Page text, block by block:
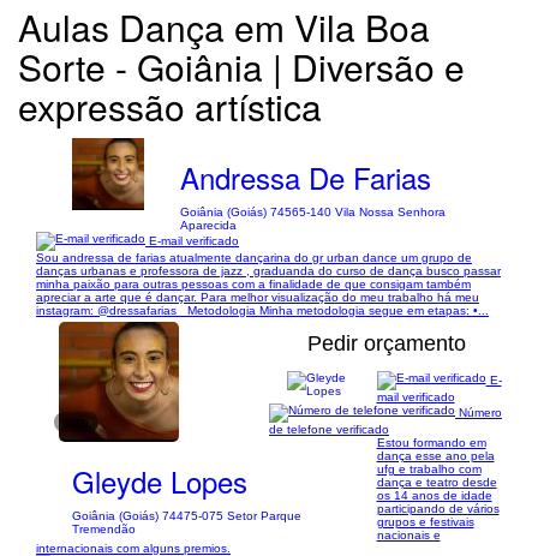
Aulas Dança em Vila Boa
Sorte - Goiânia | Diversão e
expressão artística
Andressa De Farias
Goiânia (Goiás) 74565-140 Vila Nossa Senhora
Aparecida
E-mail verificado
Sou andressa de farias atualmente dançarina do gr urban dance um grupo de
danças urbanas e professora de jazz , graduanda do curso de dança busco passar
minha paixão para outras pessoas com a finalidade de que consigam também
apreciar a arte que é dançar. Para melhor visualização do meu trabalho há meu
instagram: @dressafarias_ Metodologia Minha metodologia segue em etapas: •...
1/10
Pedir orçamento
Gleyde Lopes
Goiânia (Goiás) 74475-075 Setor Parque
Tremendão
E-
mail verificado
Número
de telefone verificado
Estou formando em
dança esse ano pela
ufg e trabalho com
dança e teatro desde
os 14 anos de idade
participando de vários
grupos e festivais
nacionais e
internacionais com alguns premios.